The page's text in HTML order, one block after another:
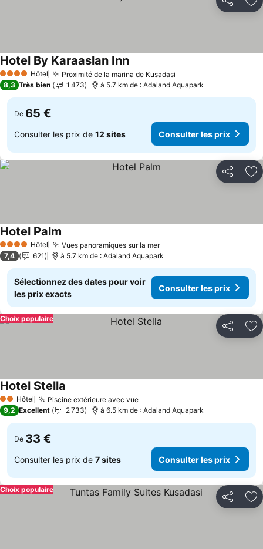
Partager
4 Étoiles Hôtel Proximité de la marina de Kusadasi
Hotel By Karaaslan Inn
8,3 Très bien 1 473 à 5.7 km de : Adaland Aquapark
De 65 €
Consulter les prix de 12 sites Consulter les prix
Partager
4 Étoiles Hôtel Vues panoramiques sur la mer
Hotel Palm
7,4 621 à 5.7 km de : Adaland Aquapark
Sélectionnez des dates pour voir
les prix exacts
Consulter les prix
Partager
Choix populaire
2 Étoiles
Hôtel Piscine extérieure avec vue
Hotel Stella
9,2 Excellent 2 733 à 6.5 km de : Adaland Aquapark
De 33 €
Consulter les prix de 7 sites Consulter les prix
Partager
Choix populaire